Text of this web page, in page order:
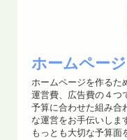
2025年10月14日のサ
ですが、Windows 10
2026年10月13日まで
Windows 10を使い続
2025.08.06
貴社のサイトはBingに
ホームペー
ホームページを作るた
運営費、広告費の４つ
予算に合わせた組み合
な運営をお手伝いしま
もっとも大切な予算面